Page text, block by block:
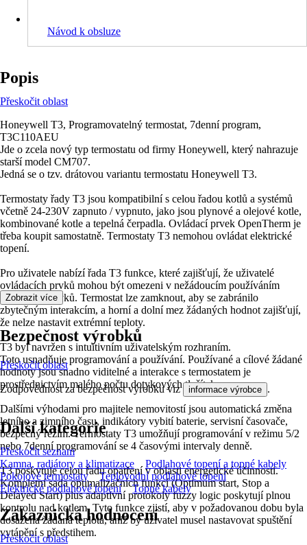
Návod k obsluze
Popis
Přeskočit oblast
Honeywell T3, Programovatelný termostat, 7denní program,
T3C110AEU
Jde o zcela nový typ termostatu od firmy Honeywell, který nahrazuje
starší model CM707.
Jedná se o tzv. drátovou variantu termostatu Honeywell T3.
Termostaty řady T3 jsou kompatibilní s celou řadou kotlů a systémů
včetně 24-230V zapnuto / vypnuto, jako jsou plynové a olejové kotle,
kombinované kotle a tepelná čerpadla. Ovládací prvek OpenTherm je
třeba koupit samostatně. Termostaty T3 nemohou ovládat elektrické
topení.
Pro uživatele nabízí řada T3 funkce, které zajišťují, že uživatelé
ovládacích prvků mohou být omezeni v nežádoucím používáním
ovládacích prvků. Termostat lze zamknout, aby se zabránilo
zbytečným interakcím, a horní a dolní mez žádaných hodnot zajišťují,
že nelze nastavit extrémní teploty.
T3 byl navržen s intuitivním uživatelským rozhraním.
Toto usnadňuje programování a používání. Používané a cílové žádané
hodnoty jsou snadno viditelné a interakce s termostatem je
prostřednictvím malého počtu dotykových tlačítek.
Dalšími výhodami pro majitele nemovitostí jsou automatická změna
letního a zimního času, indikátory vybití baterie, servisní časovače,
bezpečný režim. Termostaty T3 umožňují programování v režimu 5/2
nebo 7denní programování se 4 časovými intervaly denně.
T3 poskytuje celou řadu opatření v oblasti energetické účinnosti.
Kompletní sada optimalizačních funkcí (Optimum start, Stop a
Delayed Start) plus adaptivní protokoly fuzzy logic poskytují plnou
kontrolu nad kotlem. Tyto funkce zjistí, aby v požadovanou dobu byla
dosažena žádaná teplota, aniž by uživatel musel nastavovat spuštění
vytápění s předstihem.
Zobrazit více
Bezpečnost výrobků
Přeskočit oblast
Zodpovědnost za bezpečnost výrobku viz informace výrobce .
Další kategorie
Přeskočit seznam
Kamna, radiátory a klimatizace
Podlahové topení a topné kabely
Pokojové termostaty
Teplovodní podlahové topení
Elektrické podlahové topení
Topné kabely
Zákaznická hodnocení
Přeskočit oblast